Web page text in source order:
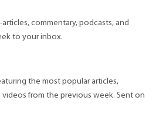
commentary, podcasts, and
to your inbox.
the most popular articles,
from the previous week. Sent on